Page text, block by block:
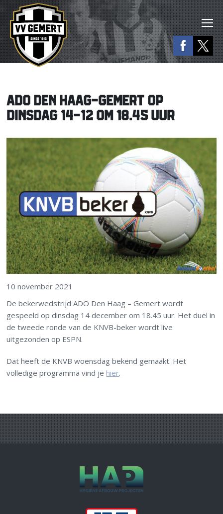
ADO DEN HAAG-GEMERT OP
DINSDAG 14-12 OM 18.45 UUR
10 november 2021
De bekerwedstrijd ADO Den Haag – Gemert wordt
gespeeld op dinsdag 14 december om 18.45 uur. Het duel in
de tweede ronde van de KNVB-beker wordt live
uitgezonden op ESPN.
Dat heeft de KNVB woensdag bekend gemaakt. Het
volledige programma vind jehier.